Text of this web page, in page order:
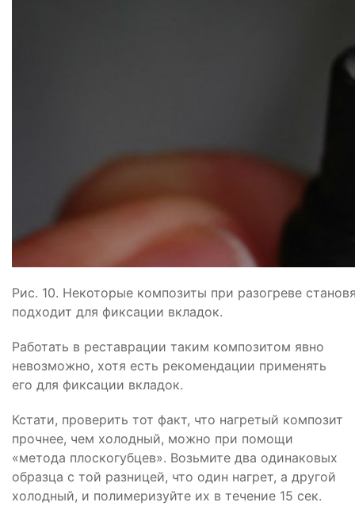
Рис. 10. Некоторые композиты при разогреве
подходит для фиксации вкладок.
Работать в реставрации таким композитом явно
невозможно, хотя есть рекомендации применять
его для фиксации вкладок.
Кстати, проверить тот факт, что нагретый композит
прочнее, чем холодный, можно при помощи
«метода плоскогубцев». Возьмите два одинаковых
образца с той разницей, что один нагрет, а другой
холодный, и полимеризуйте их в течение 15 сек.